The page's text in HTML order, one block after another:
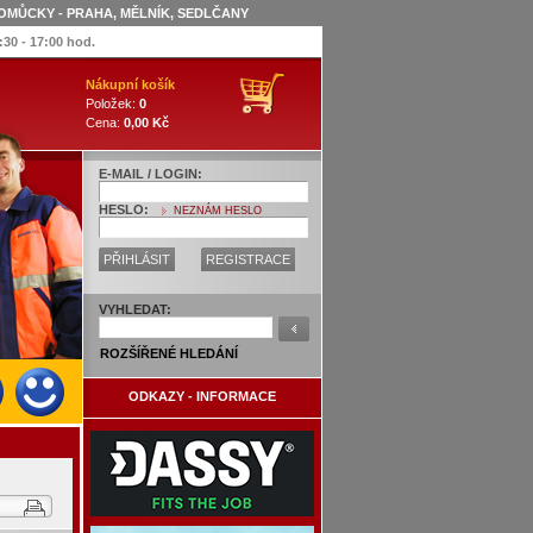
- PRAHA, MĚLNÍK, SEDLČANY
- 17:00 hod.
Nákupní košík
Položek: 0
Cena: 0,00 Kč
E-MAIL / LOGIN:
HESLO: NEZNÁM HESLO
PŘIHLÁSIT REGISTRACE
VYHLEDAT:
ROZŠÍŘENÉ HLEDÁNÍ
ODKAZY - INFORMACE